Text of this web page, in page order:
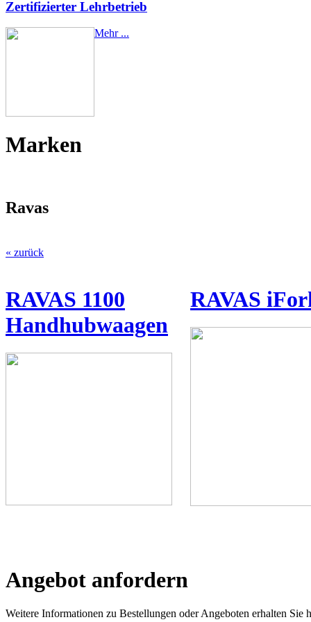
Zertifizierter Lehrbetrieb
Mehr ...
Marken
Ravas
« zurück
RAVAS 1100
Handhubwaagen
RAVAS
Angebot anfordern
Weitere Informationen zu Bestellungen oder Angeboten erhalten Sie